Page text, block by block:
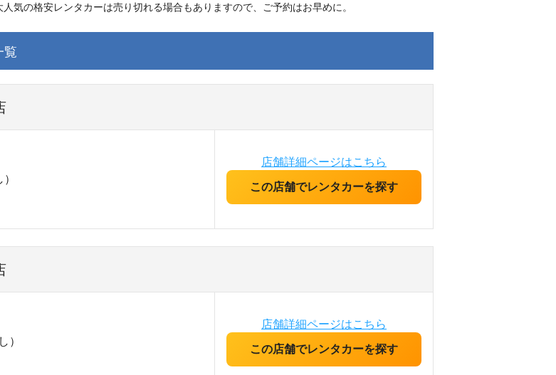
気の格安レンタカーは売り切れる場合もありますので、ご予約はお早めに。
覧
店舗詳細ページはこちら
この店舗でレンタカーを探す
）
店舗詳細ページはこちら
この店舗でレンタカーを探す